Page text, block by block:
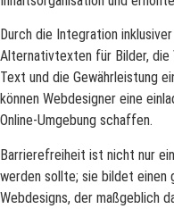
Durch die Integration
Alternativtexten für Bilder, die
Text und die Gewährleistung
können Webdesigner eine
Online-Umgebung schaffen.
Barrierefreiheit ist nicht nur
werden sollte; sie bildet einen
Webdesigns, der maßgeblich